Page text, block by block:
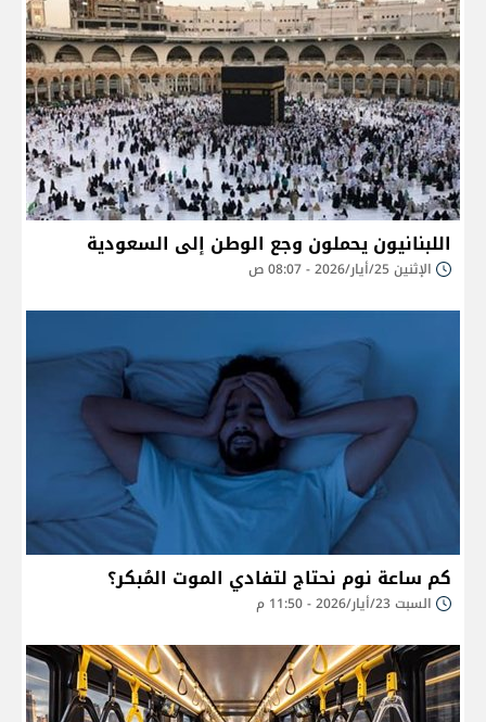
اللبنانيون يحملون وجع الوطن إلى السعودية
الإثنين 25/أيار/2026 - 08:07 ص
كم ساعة نوم نحتاج لتفادي الموت المُبكر؟
السبت 23/أيار/2026 - 11:50 م